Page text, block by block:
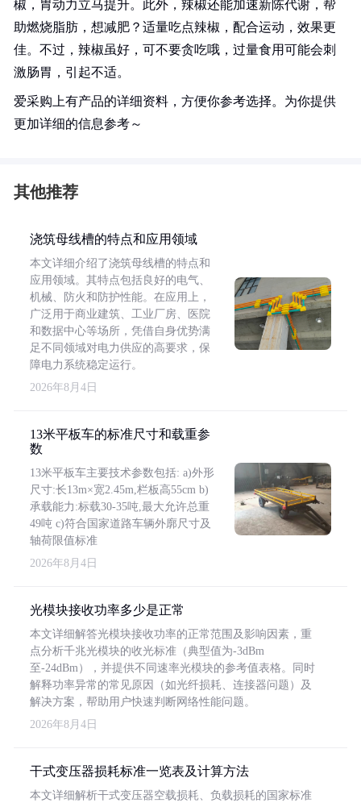
椒，胃动力立马提升。此外，辣椒还能加速新陈代谢，帮
助燃烧脂肪，想减肥？适量吃点辣椒，配合运动，效果更
佳。不过，辣椒虽好，可不要贪吃哦，过量食用可能会刺
激肠胃，引起不适。
爱采购上有产品的详细资料，方便你参考选择。为你提供
更加详细的信息参考～
其他推荐
浇筑母线槽的特点和应用领域
本文详细介绍了浇筑母线槽的特点和
应用领域。其特点包括良好的电气、
机械、防火和防护性能。在应用上，
广泛用于商业建筑、工业厂房、医院
和数据中心等场所，凭借自身优势满
足不同领域对电力供应的高要求，保
障电力系统稳定运行。
2026年8月4日
13米平板车的标准尺寸和载重参
数
13米平板车主要技术参数包括: a)外形
尺寸:长13m×宽2.45m,栏板高55cm b)
承载能力:标载30-35吨,最大允许总重
49吨 c)符合国家道路车辆外廓尺寸及
轴荷限值标准
2026年8月4日
光模块接收功率多少是正常
本文详细解答光模块接收功率的正常范围及影响因素，重
点分析千兆光模块的收光标准（典型值为-3dBm
至-24dBm），并提供不同速率光模块的参考值表格。同时
解释功率异常的常见原因（如光纤损耗、连接器问题）及
解决方案，帮助用户快速判断网络性能问题。
2026年8月4日
干式变压器损耗标准一览表及计算方法
本文详细解析干式变压器空载损耗、负载损耗的国家标准